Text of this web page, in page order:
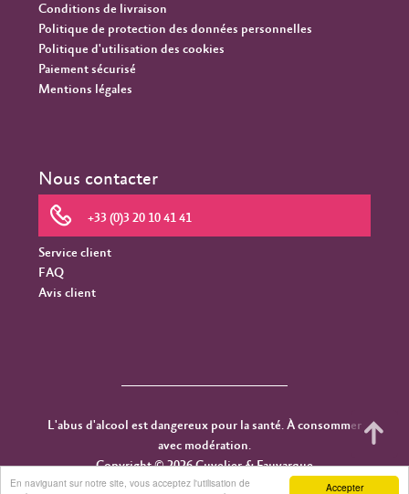
Accepter
En naviguant sur notre site, vous acceptez l'utilisation de
Conditions de livraison
Politique de protection des données personnelles
Politique d'utilisation des cookies
Paiement sécurisé
Mentions légales
Nous contacter
+33 (0)3 20 10 41 41
Service client
FAQ
Avis client
L'abus d'alcool est dangereux pour la santé. À consommer
avec modération.
Copyright © 2026 Cuvelier & Fauvarque